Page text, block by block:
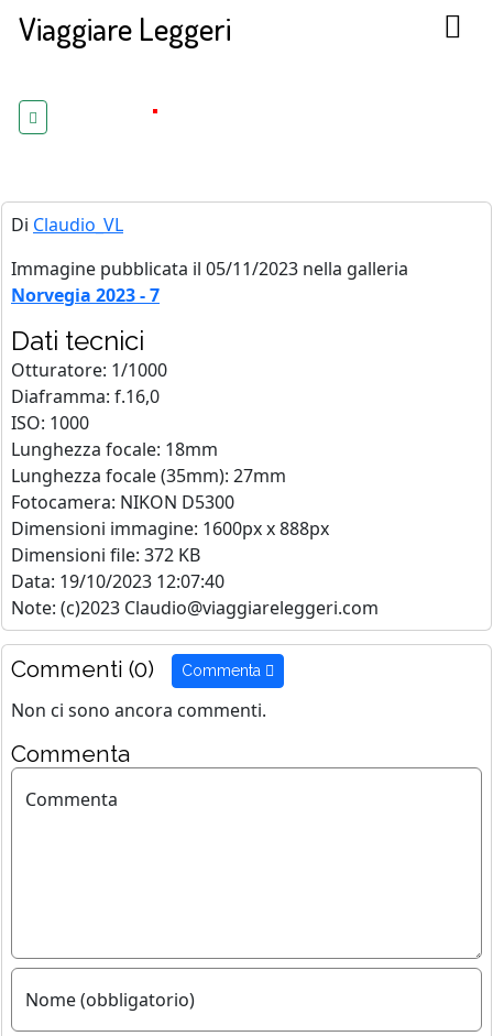
Viaggiare Leggeri
Di Claudio_VL
Immagine pubblicata il 05/11/2023 nella galleria
Norvegia 2023 - 7
Dati tecnici
Otturatore: 1/1000
Diaframma: f.16,0
ISO: 1000
Lunghezza focale: 18mm
Lunghezza focale (35mm): 27mm
Fotocamera: NIKON D5300
Dimensioni immagine: 1600px x 888px
Dimensioni file: 372 KB
Data: 19/10/2023 12:07:40
Note: (c)2023 Claudio@viaggiareleggeri.com
Commenti (0) Commenta
Non ci sono ancora commenti.
Commenta
Commenta
Nome (obbligatorio)